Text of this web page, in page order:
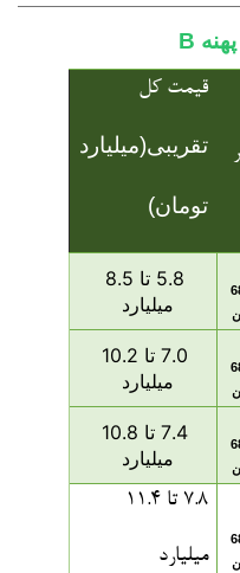
قیمت کل
تقریبی(میلیارد
تومان)
5.8 تا 8.5
میلیارد
7.0 تا 10.2
میلیارد
7.4 تا 10.8
میلیارد
7.8 تا 11.4
میلیارد